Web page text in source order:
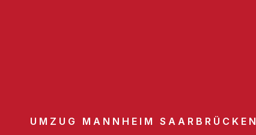
UMZUG MANNHEIM SAARBRÜCKEN